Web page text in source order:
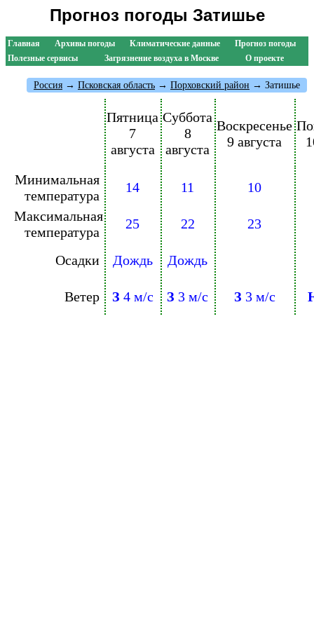
Прогноз погоды Затишье
Главная Архивы погоды Климатические данные
Прогноз погоды
Полезные сервисы
Загрязнение воздуха в Москве О проекте
Россия → Псковская область → Порховский район → Затишье
Пятница
7
августа
Суббота
8
августа
Воскресенье
9 августа
Минимальная
температура
14 11
10
Максимальная
температура
25 22 23
Осадки Дождь Дождь
Ветер З 4 м/с З 3 м/с З 3 м/с